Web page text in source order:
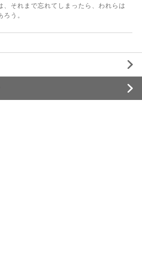
、それまで忘れてしまったら、われらは
う。